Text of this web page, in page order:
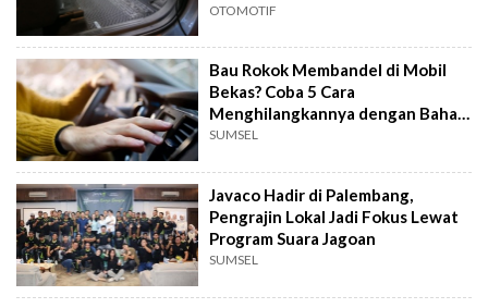
OTOMOTIF
Bau Rokok Membandel di Mobil
Bekas? Coba 5 Cara
Menghilangkannya dengan Bahan
Alami
SUMSEL
Javaco Hadir di Palembang,
Pengrajin Lokal Jadi Fokus Lewat
Program Suara Jagoan
SUMSEL